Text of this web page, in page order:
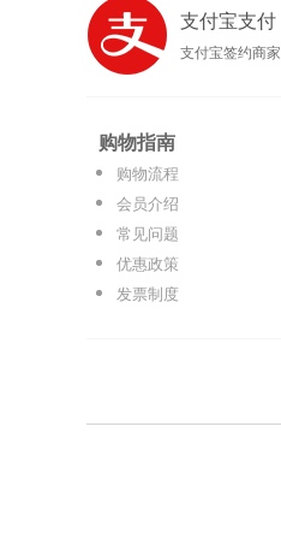
支付宝支付
支付宝签约商家
购物指南
购物流程
会员介绍
常见问题
优惠政策
发票制度